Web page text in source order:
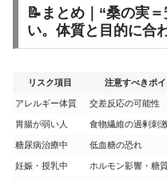
📝 まとめ｜“桑の実＝
い。 体質と 目的に合
リスク項目 注意すべき ポ
アレルギー体質 交差反応の可能性
胃腸が弱い 人 食物繊維の過剰刺激
糖尿病治療中 低血糖の恐れ
妊娠・ 授乳中 ホルモン影響・ 糖